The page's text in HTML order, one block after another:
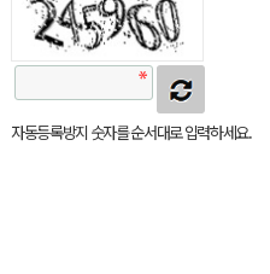
자동등록방지 숫자를 순서대로 입력하세요.